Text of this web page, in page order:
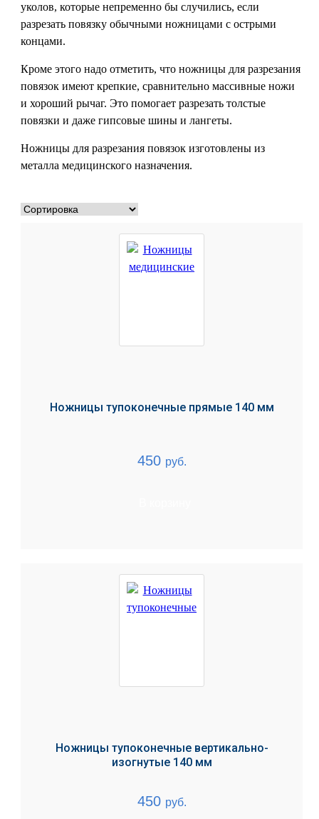
уколов, которые непременно бы случились, если
разрезать повязку обычными ножницами с острыми
концами.
Кроме этого надо отметить, что ножницы для разрезания
повязок имеют крепкие, сравнительно массивные ножи
и хороший рычаг. Это помогает разрезать толстые
повязки и даже гипсовые шины и лангеты.
Ножницы для разрезания повязок изготовлены из
металла медицинского назначения.
Ножницы тупоконечные прямые 140 мм
450 руб.
Ножницы тупоконечные вертикально-
изогнутые 140 мм
450 руб.